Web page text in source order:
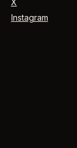
Instagram